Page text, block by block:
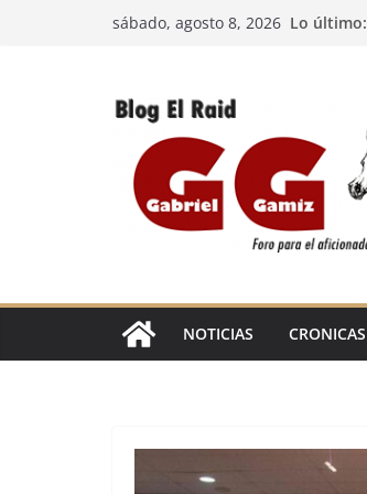
sábado, agosto 8, 2026 Lo último:
EL
NOTICIAS CRONICAS